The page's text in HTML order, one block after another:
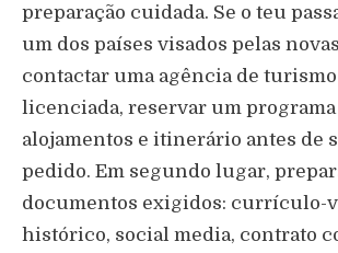
preparação cuidada. Se o teu
um dos países visados pelas
contactar uma agência de
licenciada, reservar um
alojamentos e itinerário antes de
pedido. Em segundo lugar,
documentos exigidos: currículo-
histórico, social media, contrato